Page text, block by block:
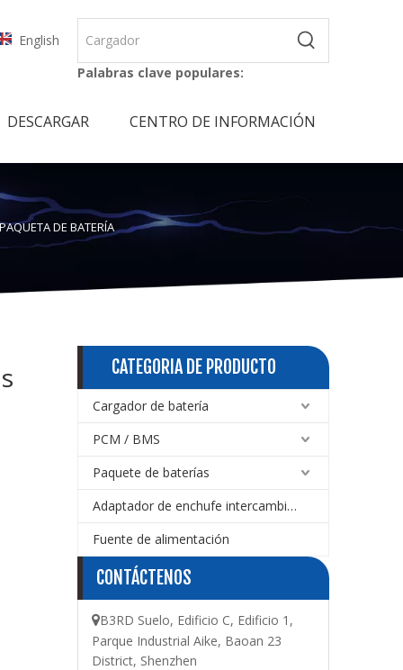
English
Palabras clave populares:
DESCARGAR CENTRO DE INFORMACIÓN
DE BATERÍA
CATEGORIA DE PRODUCTO
Cargador de batería
PCM / BMS
Paquete de baterías
Adaptador de enchufe intercambiable
Fuente de alimentación
CONTÁCTENOS
B3RD Suelo, Edificio C, Edificio 1,
Parque Industrial Aike, Baoan 23
District, Shenzhen